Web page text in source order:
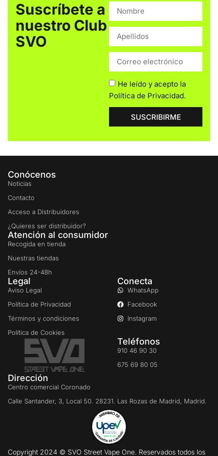
Suscríbete a
nuestro Club
SVO
He leído y acepto la
Política de Privacidad.
SUSCRIBIRME
Conócenos
Noticias
Contacto
Acceso a Distribuidores
¿Quieres ser distribuidor?
Atención al consumidor
Recogida en tienda
Nuestras tiendas
Envíos 24-48h
Legal
Aviso Legal
Política de Privacidad
Términos y condiciones
Política de Cookies
Conecta
WhatsApp
Facebook
Instagram
Teléfonos
910 46 90 30
675 69 80 05
Dirección
Centro comercial Coronado
Calle Santander, 3, Local 50. 28231. Las Rozas de Madrid, Madrid.
Copyright 2024 © SVO Street Vape One. Reservados todos los